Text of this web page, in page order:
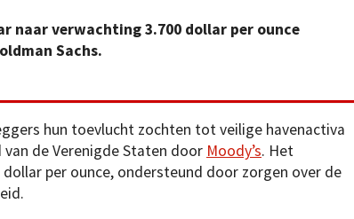
naar verwachting 3.700 dollar per ounce
Sachs.
hun toevlucht zochten tot veilige havenactiva
de Verenigde Staten door Moody’s. Het
per ounce, ondersteund door zorgen over de